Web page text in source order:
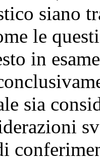
siano
le
in
sia